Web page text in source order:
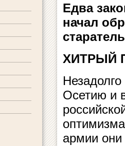
Едва
начал
ХИТРЫЙ
Осетию и
армии они